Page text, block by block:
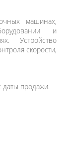
машинах,
и
Устройство
скорости,
даты продажи.